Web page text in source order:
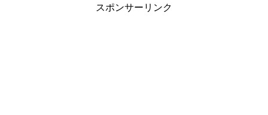
スポンサーリンク